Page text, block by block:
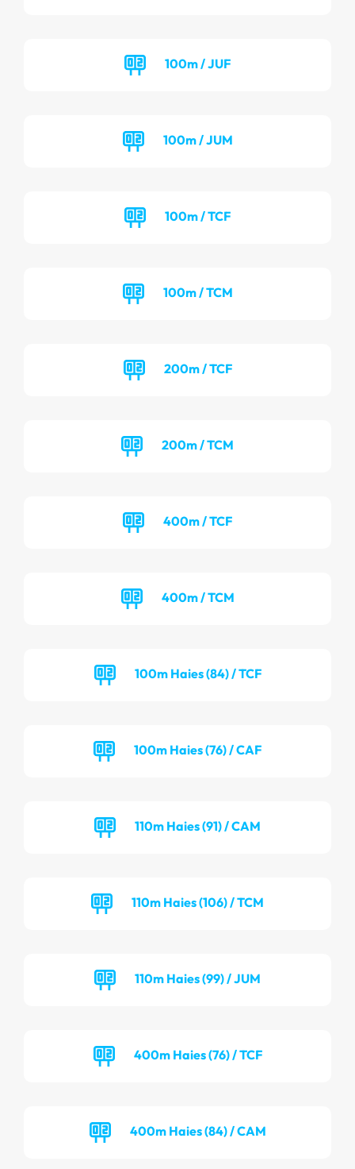
100m / JUF
100m / JUM
100m / TCF
100m / TCM
200m / TCF
200m / TCM
400m / TCF
400m / TCM
100m Haies (84) / TCF
100m Haies (76) / CAF
110m Haies (91) / CAM
110m Haies (106) / TCM
110m Haies (99) / JUM
400m Haies (76) / TCF
400m Haies (84) / CAM